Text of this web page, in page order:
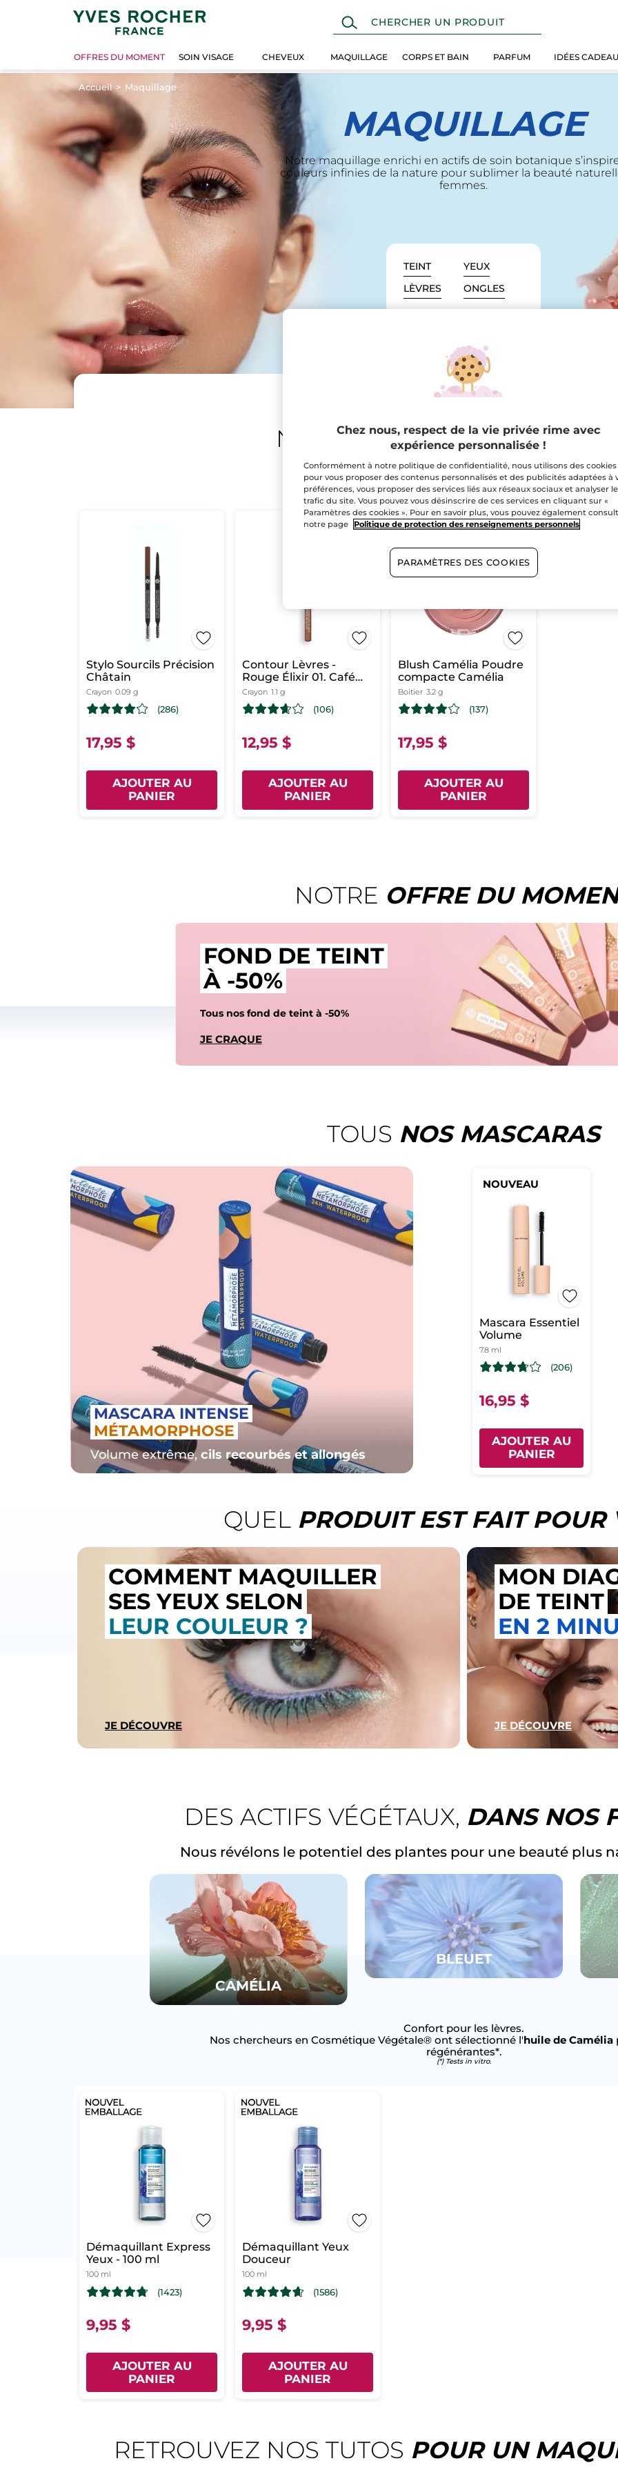
OFFRES DU MOMENT SOIN VISAGE CHEVEUX MAQUILLAGE CORPS ET BAIN PARFUM IDÉES
Accueil Maquillage
MAQUILLAGE
Notre maquillage enrichi en actifs de soin botanique
couleurs infinies de la nature pour sublimer la beauté
femmes.
TEINT
YEUX
LÈVRES
ONGLES
VOIR TOUT LE MAQUILLAGE
NOS PRODUITSBEST-
Yeux Teint Lèvres Ongles
Stylo Sourcils Précision
Châtain
Crayon 0.09 g
(286)
17,95 $
AJOUTER AU
PANIER
Contour Lèvres -
Rouge Élixir 01. Café
serein
Crayon 1.1 g
(106)
12,95 $
AJOUTER AU
PANIER
Blush Camélia Poudre
compacte Camélia
Boitier 3.2 g
(137)
17,95 $
AJOUTER AU
PANIER
NOTRE OFFRE DU
FOND DE TEINT
À -50%
Tous nos fond de teint à -50%
JE CRAQUE
TOUS NOS MASCARAS
MASCARA INTENSE
MÉTAMORPHOSE
Volume extrême, cils recourbés et allongés
NOUVEAU
Mascara Essentiel
Volume
7.8 ml
(206)
16,95 $
AJOUTER AU
PANIER
QUEL PRODUIT EST FAIT POUR
COMMENT MAQUILLER
SES YEUX SELON
LEUR COULEUR ?
JE DÉCOUVRE
MON
DE TEINT
EN 2
JE DÉCOUVRE
DES ACTIFS VÉGÉTAUX, DANS NOS
Nous révélons le potentiel des plantes pour une beauté plus
CAMÉLIA
BLEUET
Confort pour les lèvres.
Nos chercheurs en Cosmétique Végétale® ont sélectionné l'huile de Camélia
régénérantes*.
(*) Tests in vitro.
Démaquillant Express
Yeux - 100 ml
100 ml
(1423)
9,95 $
AJOUTER AU
PANIER
Démaquillant Yeux
Douceur
100 ml
(1586)
9,95 $
AJOUTER AU
PANIER
RETROUVEZ NOS TUTOS POUR UN
Chez nous, respect de la vie privée rime avec
expérience personnalisée !
Conformément à notre politique de confidentialité, nous utilisons des cookies
pour vous proposer des contenus personnalisés et des publicités adaptées à
préférences, vous proposer des services liés aux réseaux sociaux et analyser le
trafic du site. Vous pouvez vous désinscrire de ces services en cliquant sur «
Paramètres des cookies ». Pour en savoir plus, vous pouvez également
notre page
Politique de protection des renseignements personnels
PARAMÈTRES DES COOKIES